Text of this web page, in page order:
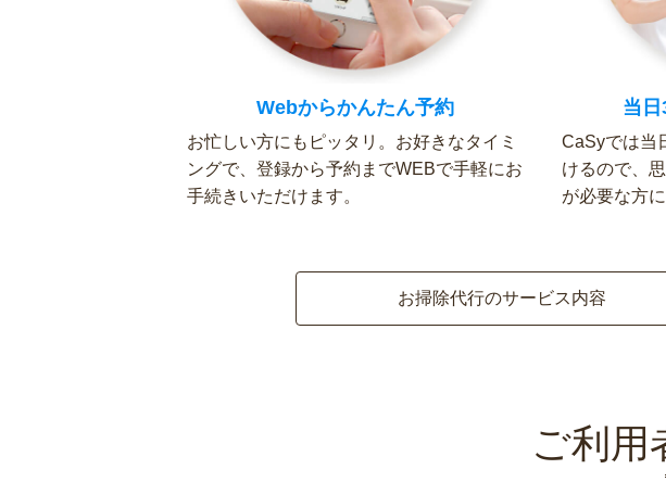
Webからかんたん予約
お忙しい方にもピッタリ。お好きなタイミ
ングで、登録から予約までWEBで手軽にお
手続きいただけます。
当
CaSyでは当
けるので、
が必要な方
お掃除代行のサービス内容
ご利用